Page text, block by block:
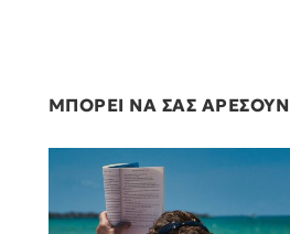
ΜΠΟΡΕΙ ΝΑ ΣΑΣ ΑΡΕΣΟΥΝ